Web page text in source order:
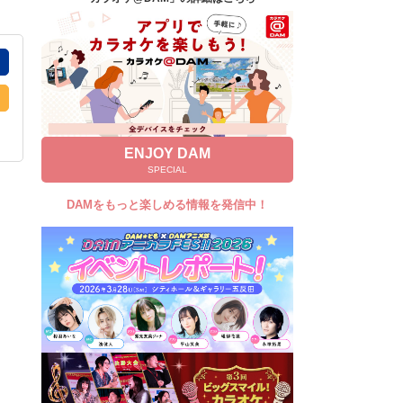
キャンペーン
らせ よくあるご質問
DAMの新曲・ランキングなど
カラオケ最新情報をチェック！
自宅でカラオケ歌い放題！
家族や友達と一緒に！練習にも！
ENJOY DAM
SPECIAL
DAMをもっと楽しめる情報を発信中！